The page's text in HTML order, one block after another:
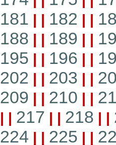
181 | | 182 | |
188 | | 189 | |
195 | | 196 | |
202 | | 203 | |
209 | | 210 | |
| | 217 | | 218 | |
224 | | 225 | |